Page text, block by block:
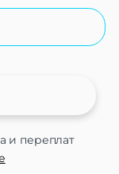
и переплат